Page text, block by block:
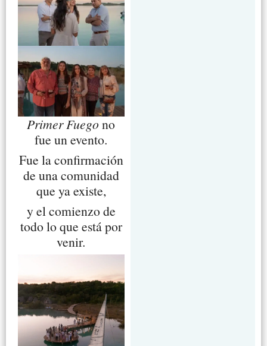
Primer Fuego no
fue un evento.
Fue la confirmación
de una comunidad
que ya existe,
y el comienzo de
todo lo que está por
venir.